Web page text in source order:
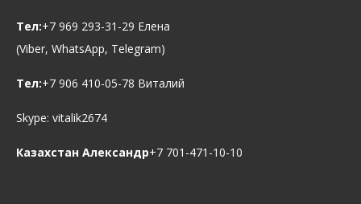
Тел:+7 969 293-31-29 Елена
(Viber, WhatsApp, Telegram)
Тел:+7 906 410-05-78 Виталий
Skype: vitalik2674
Казахстан Александр+7 701-471-10-10